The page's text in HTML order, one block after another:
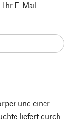
und einer
liefert durch
Ihr E-Mail-